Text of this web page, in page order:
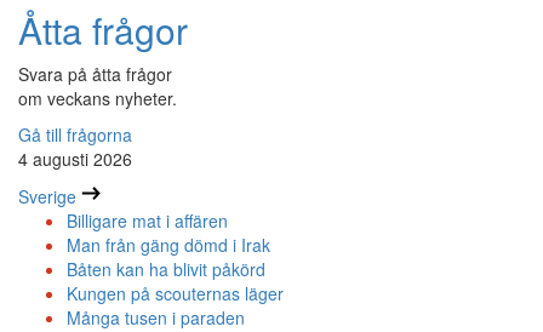
Åtta frågor
Svara på åtta frågor
om veckans nyheter.
Gå till frågorna
4 augusti 2026
Sverige
Billigare mat i affären
Man från gäng dömd i Irak
Båten kan ha blivit påkörd
Kungen på scouternas läger
Många tusen i paraden